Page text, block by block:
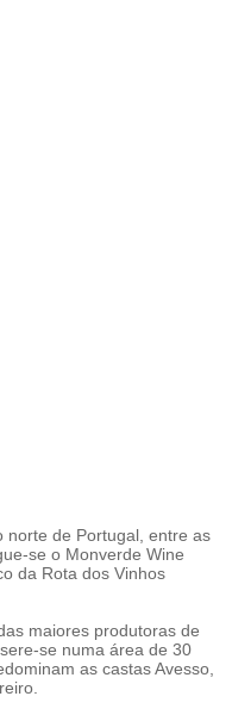
norte de Portugal, entre as
se o Monverde Wine
da Rota dos Vinhos
maiores produtoras de
se numa área de 30
as castas Avesso,